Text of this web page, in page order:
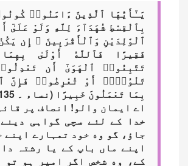
يَـٰٓأَيُّهَا ٱلَّذِينَ ءَامَنُوا۟
بِٱلْقِسْطِ شُهَدَآءَ لِلَّهِ وَلَوْ عَلَىٰٓ
ٱلْوَٰلِدَيْنِ وَٱلْأَقْرَبِينَ ۚ إِن
فَقِيرًا فَٱللَّهُ أَوْلَىٰ
تَتَّبِعُوا۟ ٱلْهَوَىٰٓ أَن
تَلْوُۥٓا۟ أَوْ تُعْرِضُوا۟ فَإِنَّ
بِمَا تَعْمَلُونَ خَبِيرًا (نساء ۔ 135)
اے ایمان والو! انصاف پر
خدا کے لئے سچی گواہی
جاؤ، گو وه خود تمہارے اپنے
اپنے ماں باپ کے یا رشتہ
کے، وه شخص اگر امیر ہو تو